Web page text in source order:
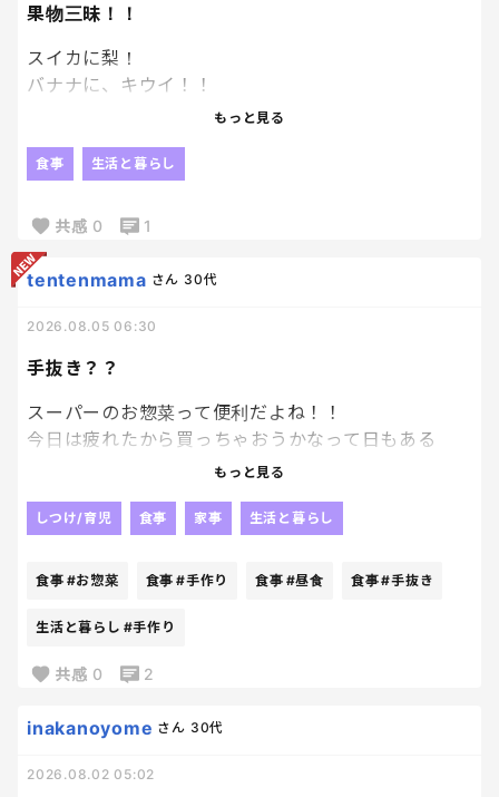
果物三昧！！
スイカに梨！
バナナに、キウイ！！
スーパーで果物が安くて鬼買い！！！
果物最高☺️☺️
タプ。笑
果物がこんなにたんまり食べれるって幸せだねぇ
もっと見る
食事 生活と暮らし
共感 0 1
手抜き？？
tentenmama さん 30代
2026.08.05 06:30
スーパーのお惣菜って便利だよね！！
今日は疲れたから買っちゃおうかなって日もある
今は無理しないことも大事だな〜って。
毎日全部手作りなんて無理だよね🥹
もっと見る
しつけ/育児 食事 家事 生活と暮らし
食事 #お惣菜 食事 #手作り 食事 #昼食 食事#手抜き
生活と暮らし #手作り
共感 0 2
inakanoyome さん 30代
2026.08.02 05:02